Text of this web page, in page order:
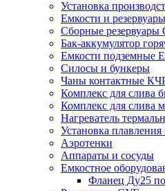
Установка
Емкости и
Сборные резервуары
Бак-аккумулятор
Емкости подземные
Силосы и бункеры
Чаны контактные
Комплекс для слива
Комплекс для слива
Нагреватель
Установка плавления
Аэротенки
Аппараты и сосуды
Емкостное
Фланец Ду25